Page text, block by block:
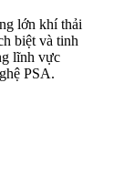
lớn khí thải
biệt và tinh
lĩnh vực
PSA.